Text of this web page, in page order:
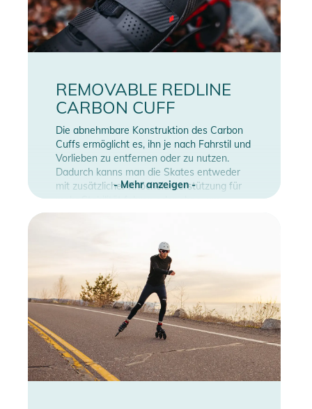
REMOVABLE REDLINE
CARBON CUFF
Die abnehmbare Konstruktion des Carbon
Cuffs ermöglicht es, ihn je nach Fahrstil und
Vorlieben zu entfernen oder zu nutzen.
Dadurch kanns man die Skates entweder
mit zusätzlicher Knöchelunterstützung für
mehr Stabilität fahren oder ohne, um
maximale Bewegungsfreiheit zu genießen.
- Mehr anzeigen -